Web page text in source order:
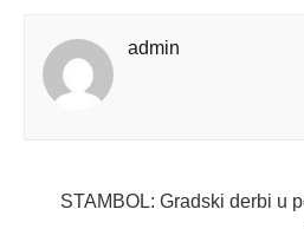
admin
STAMBOL: Gradski derbi u